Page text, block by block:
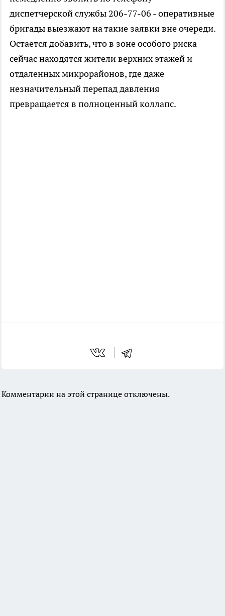
диспетчерской службы 206-77-06 - оперативные
бригады выезжают на такие заявки вне очереди.
Остается добавить, что в зоне особого риска
сейчас находятся жители верхних этажей и
отдаленных микрорайонов, где даже
незначительный перепад давления
превращается в полноценный коллапс.
Комментарии на этой странице отключены.